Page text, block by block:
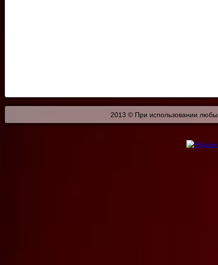
2013 © При использовании